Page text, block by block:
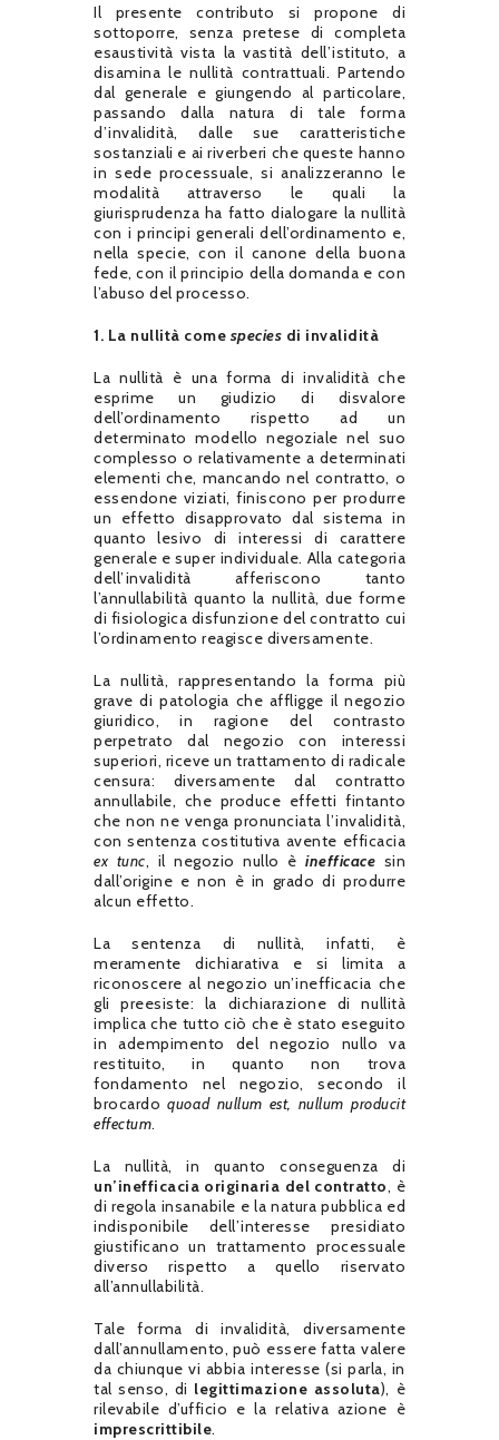
Il presente contributo si propone di
sottoporre, senza pretese di completa
esaustività vista la vastità dell’istituto, a
disamina le nullità contrattuali. Partendo
dal generale e giungendo al particolare,
passando dalla natura di tale forma
d’invalidità, dalle sue caratteristiche
sostanziali e ai riverberi che queste hanno
in sede processuale, si analizzeranno le
modalità attraverso le quali la
giurisprudenza ha fatto dialogare la nullità
con i principi generali dell’ordinamento e,
nella specie, con il canone della buona
fede, con il principio della domanda e con
l’abuso del processo.
1. La nullità come species di invalidità
La nullità è una forma di invalidità che
esprime un giudizio di disvalore
dell’ordinamento rispetto ad un
determinato modello negoziale nel suo
complesso o relativamente a determinati
elementi che, mancando nel contratto, o
essendone viziati, finiscono per produrre
un effetto disapprovato dal sistema in
quanto lesivo di interessi di carattere
generale e super individuale. Alla categoria
dell’invalidità afferiscono tanto
l’annullabilità quanto la nullità, due forme
di fisiologica disfunzione del contratto cui
l’ordinamento reagisce diversamente.
La nullità, rappresentando la forma più
grave di patologia che affligge il negozio
giuridico, in ragione del contrasto
perpetrato dal negozio con interessi
superiori, riceve un trattamento di radicale
censura: diversamente dal contratto
annullabile, che produce effetti fintanto
che non ne venga pronunciata l’invalidità,
con sentenza costitutiva avente efficacia
ex tunc, il negozio nullo è inefficace sin
dall’origine e non è in grado di produrre
alcun effetto.
La sentenza di nullità, infatti, è
meramente dichiarativa e si limita a
riconoscere al negozio un’inefficacia che
gli preesiste: la dichiarazione di nullità
implica che tutto ciò che è stato eseguito
in adempimento del negozio nullo va
restituito, in quanto non trova
fondamento nel negozio, secondo il
brocardoquoad nullum est, nullum producit
effectum.
La nullità, in quanto conseguenza di
un’inefficacia originaria del contratto, è
di regola insanabile e la natura pubblica ed
indisponibile dell’interesse presidiato
giustificano un trattamento processuale
diverso rispetto a quello riservato
all’annullabilità.
Tale forma di invalidità, diversamente
dall’annullamento, può essere fatta valere
da chiunque vi abbia interesse (si parla, in
tal senso, di legittimazione assoluta), è
rilevabile d’ufficio e la relativa azione è
imprescrittibile.